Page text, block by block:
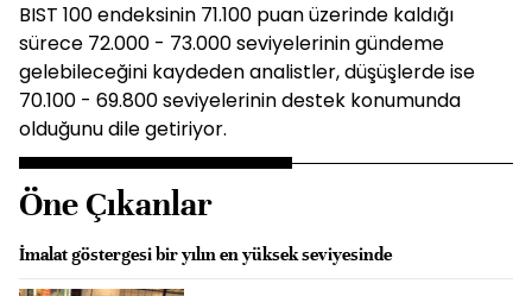
BIST 100 endeksinin 71.100 puan üzerinde kaldığı
sürece 72.000 - 73.000 seviyelerinin gündeme
gelebileceğini kaydeden analistler, düşüşlerde ise
70.100 - 69.800 seviyelerinin destek konumunda
olduğunu dile getiriyor.
Öne Çıkanlar
İmalat göstergesi bir yılın en yüksek seviyesinde